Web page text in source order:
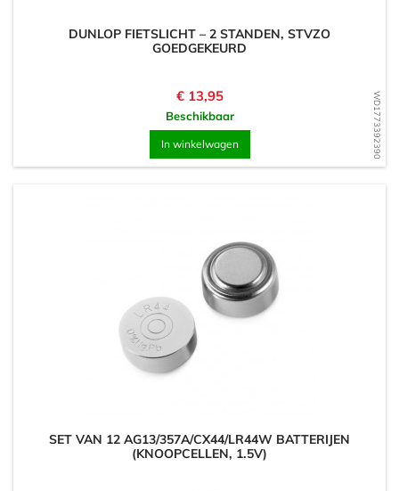
WD1773392390
DUNLOP FIETSLICHT – 2 STANDEN, STVZO
GOEDGEKEURD
Prijs
€ 13,95
Beschikbaar
In winkelwagen
SET VAN 12 AG13/357A/CX44/LR44W BATTERIJEN
(KNOOPCELLEN, 1.5V)